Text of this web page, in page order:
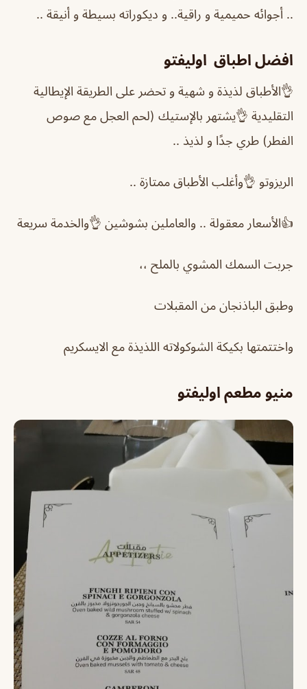
.. أجوائه حميمية و راقية.. و ديكوراته بسيطة و أنيقة ..
افضل اطباق اوليفتو
👌الأطباق لذيذة و شهية و تحضر على الطريقة الإيطالية
التقليدية 👌يشتهر بالإستيك (لحم العجل مع صوص
الفطر) طري جدًا و لذيذ ..
الريزوتو 👌وأغلب الأطباق ممتازة ..
👍الأسعار معقولة .. والعاملين بشوشين 👌والخدمة سريعة
جربت السمك المشوي بالملح ،،
وطبق الباذنجان من المقبلات
واختتمتها بكيكة الشوكولاته اللذيذة مع الايسكريم
منيو مطعم اوليفتو